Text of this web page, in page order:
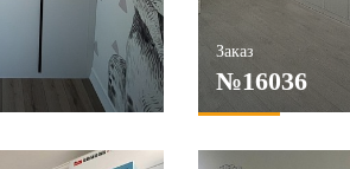
Заказ
№16036